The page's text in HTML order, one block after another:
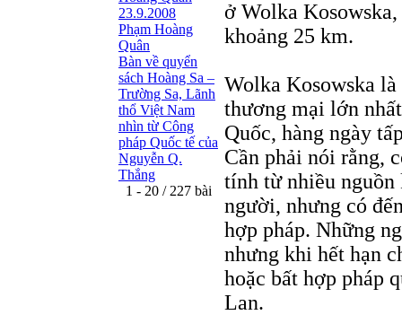
23.9.2008
Phạm Hoàng
Quân
Bàn về quyển
sách Hoàng Sa –
Trường Sa, Lãnh
thổ Việt Nam
nhìn từ Công
pháp Quốc tế của
Nguyễn Q.
Thắng
1 - 20 / 227 bài
ở Wolka
khoảng 25 km.
Wolka Kosowska
thương mại lớn
Quốc, hàng ngày
Cần phải nói rằng,
tính từ nhiều nguồn
người, nhưng có
hợp pháp. Những
nhưng khi hết hạn
hoặc bất hợp pháp
Lan.